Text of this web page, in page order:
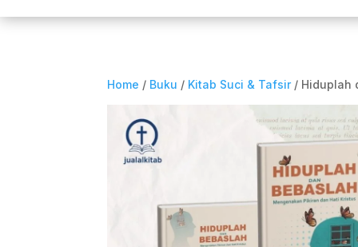
Home / Buku / Kitab Suci & Tafsir/ Hiduplah